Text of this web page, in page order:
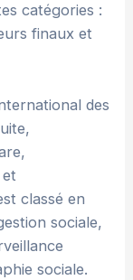
catégories :
finaux et
des
classé en
sociale,
sociale.